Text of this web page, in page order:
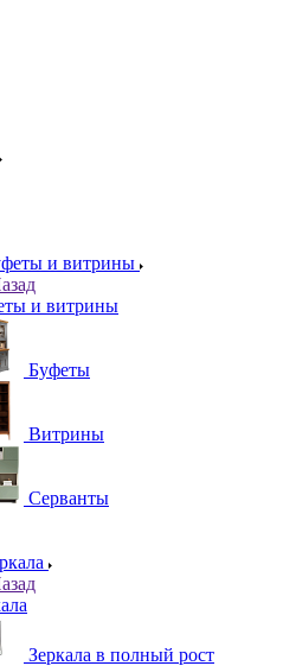
и витрины
и витрины
Буфеты
Витрины
Серванты
Зеркала в полный рост